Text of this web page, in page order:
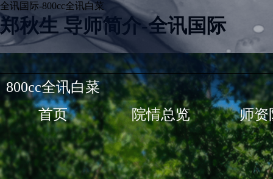
郑秋生 导师简介-全讯国际
全讯国际-800cc全讯白菜
800cc全讯白菜
首页
院情总览 师资